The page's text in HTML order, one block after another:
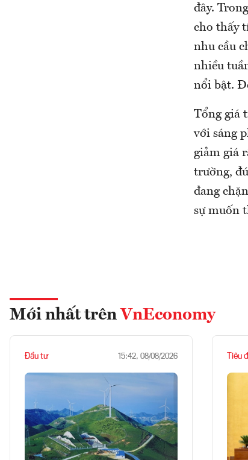
đây.
cho thấy
nhu cầu
nhiều
nổi bật.
Tổng giá
với sáng
giảm giá
trường,
đang
sự muốn
Mới nhất trên VnEconomy
Đầu tư 15:42, 08/08/2026 Tiêu